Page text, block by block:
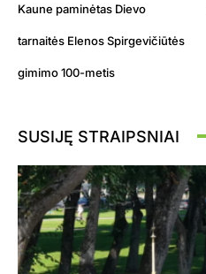
Kaune paminėtas Dievo
tarnaitės Elenos Spirgevičiūtės
gimimo 100-metis
SUSIJĘ STRAIPSNIAI